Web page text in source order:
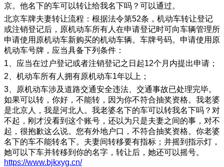
京。他名下的车可以转让给我名下吗？可以通过。
北京车牌夫妻转让流程：根据法令第52条，机动车转让登记
或注销登记后，原机动车所有人在申请登记时可向车辆管理所
申请使用原机动车新购买的机动车辆。车牌号码。申请使用原
机动车号牌，应当具备下列条件：
1、应当在过户登记或者注销登记之日起12个月内提出申请；
2、机动车所有人拥有原机动车1年以上；
3、原机动车涉及道路交通安全违法、交通事故已处理完毕。
如果可以转，你好，不能转，因为你不符合抽奖资格。我老婆
是北京人，我是河北人。我老婆名下的车可以转我名下吗？对
不起，刚才没看到这个账号，还以为只是夫妻之间的事，对不
起，很抱歉这么说。您有外地户口，不符合抽奖资格。你老婆
名下的车不能转名下。夫妻间转移要有指标；并摇到指示灯，
她可以下车并转移到你的名字，转让后，她还可以摇号。
https://www.bjkxyg.cn/